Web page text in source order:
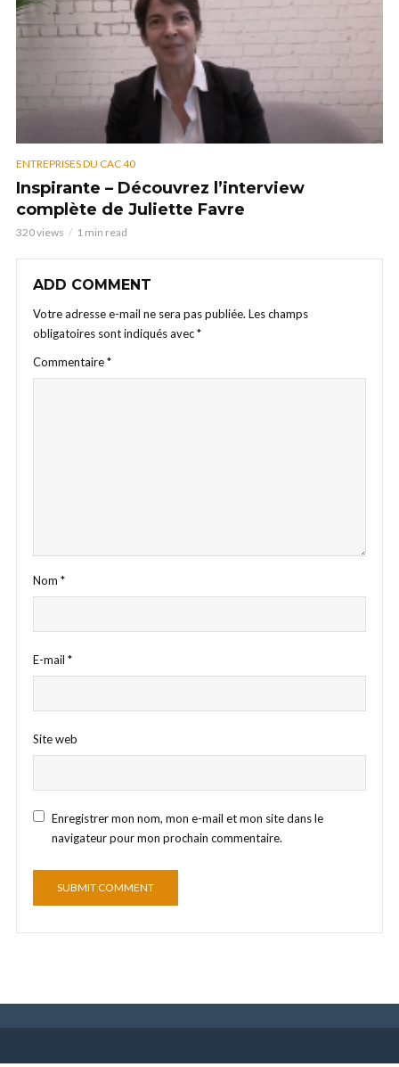
ENTREPRISES DU CAC 40
Inspirante – Découvrez l’interview
complète de Juliette Favre
320 views 1 min read
ADD COMMENT
Votre adresse e-mail ne sera pas publiée. Les champs
obligatoires sont indiqués avec*
Commentaire*
Nom *
E-mail *
Site web
Enregistrer mon nom, mon e-mail et mon site dans le
navigateur pour mon prochain commentaire.